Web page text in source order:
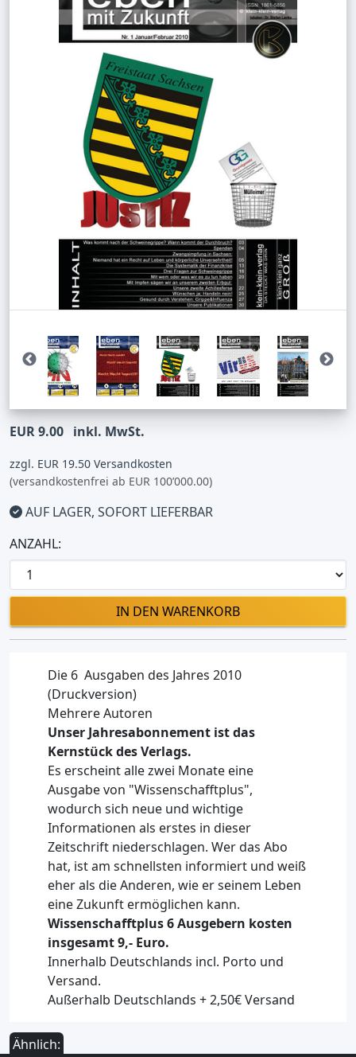
EUR 9.00 inkl. MwSt.
zzgl. EUR 19.50 Versandkosten
(versandkostenfrei ab EUR 100’000.00)
AUF LAGER, SOFORT LIEFERBAR
ANZAHL:
IN DEN WARENKORB
Die 6 Ausgaben des Jahres 2010
(Druckversion)
Mehrere Autoren
Unser Jahresabonnement ist das
Kernstück des Verlags.
Es erscheint alle zwei Monate eine
Ausgabe von "Wissenschafftplus",
wodurch sich neue und wichtige
Informationen als erstes in dieser
Zeitschrift niederschlagen. Wer das Abo
hat, ist am schnellsten informiert und weiß
eher als die Anderen, wie er seinem Leben
eine Zukunft ermöglichen kann.
Wissenschafftplus 6 Ausgebern kosten
insgesamt 9,- Euro.
Innerhalb Deutschlands incl. Porto und
Versand.
Außerhalb Deutschlands + 2,50€ Versand
Ähnlich: